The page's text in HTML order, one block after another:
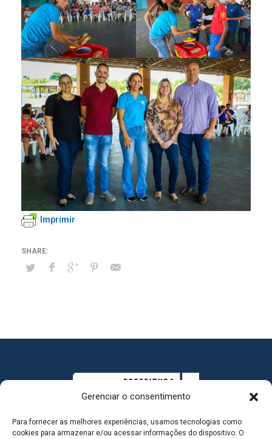
Gerenciar o consentimento
Para fornecer as melhores experiências, usamos tecnologias como
cookies para armazenar e/ou acessar informações do dispositivo. O
Imprimir